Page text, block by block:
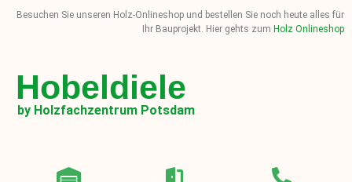
Besuchen Sie unseren Holz-Onlineshop und bestellen Sie noch heute alles für
Ihr Bauprojekt. Hier gehts zum Holz Onlineshop
Hobeldiele
by Holzfachzentrum Potsdam